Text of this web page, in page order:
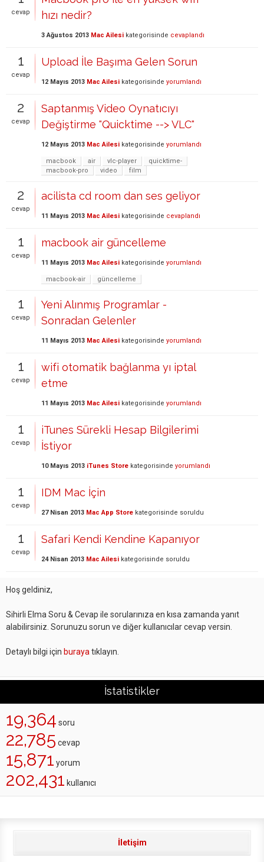
cevap
hızı nedir?
3 Ağustos 2013 Mac Ailesi kategorisinde cevaplandı
1
cevap
Upload İle Başıma Gelen Sorun
12 Mayıs 2013 Mac Ailesi kategorisinde yorumlandı
2
cevap
Saptanmış Video Oynatıcıyı
Değiştirme "Quicktime --> VLC"
12 Mayıs 2013 Mac Ailesi kategorisinde yorumlandı
macbook air vlc-player
quicktime-
macbook-pro
video film
2
cevap
acilista cd room dan ses geliyor
11 Mayıs 2013 Mac Ailesi kategorisinde cevaplandı
1
cevap
macbook air güncelleme
11 Mayıs 2013 Mac Ailesi kategorisinde yorumlandı
macbook-air güncelleme
1
cevap
Yeni Alınmış Programlar -
Sonradan Gelenler
11 Mayıs 2013 Mac Ailesi kategorisinde yorumlandı
1
cevap
wifi otomatik bağlanma yı iptal
etme
11 Mayıs 2013 Mac Ailesi kategorisinde yorumlandı
1
cevap
iTunes Sürekli Hesap Bilgilerimi
İstiyor
10 Mayıs 2013 iTunes Store kategorisinde yorumlandı
1
cevap
IDM Mac İçin
27 Nisan 2013 Mac App Store kategorisinde soruldu
1
cevap
Safari Kendi Kendine Kapanıyor
24 Nisan 2013 Mac Ailesi kategorisinde soruldu
Hoş geldiniz,
Sihirli Elma Soru & Cevap ile sorularınıza en kısa zamanda yanıt
alabilirsiniz. Sorunuzu sorun ve diğer kullanıcılar cevap versin.
Detaylı bilgi için buraya tıklayın.
İstatistikler
19,364 soru
22,785 cevap
15,871 yorum
202,431 kullanıcı
İletişim